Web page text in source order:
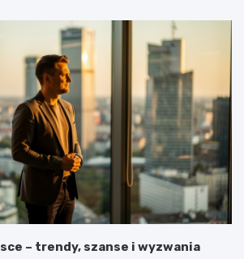
– trendy, szanse i wyzwania